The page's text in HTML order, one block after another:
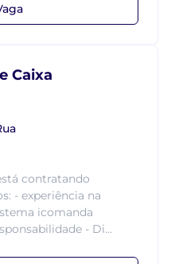
Caixa
contratando
- experiência na
icomanda
- Di...